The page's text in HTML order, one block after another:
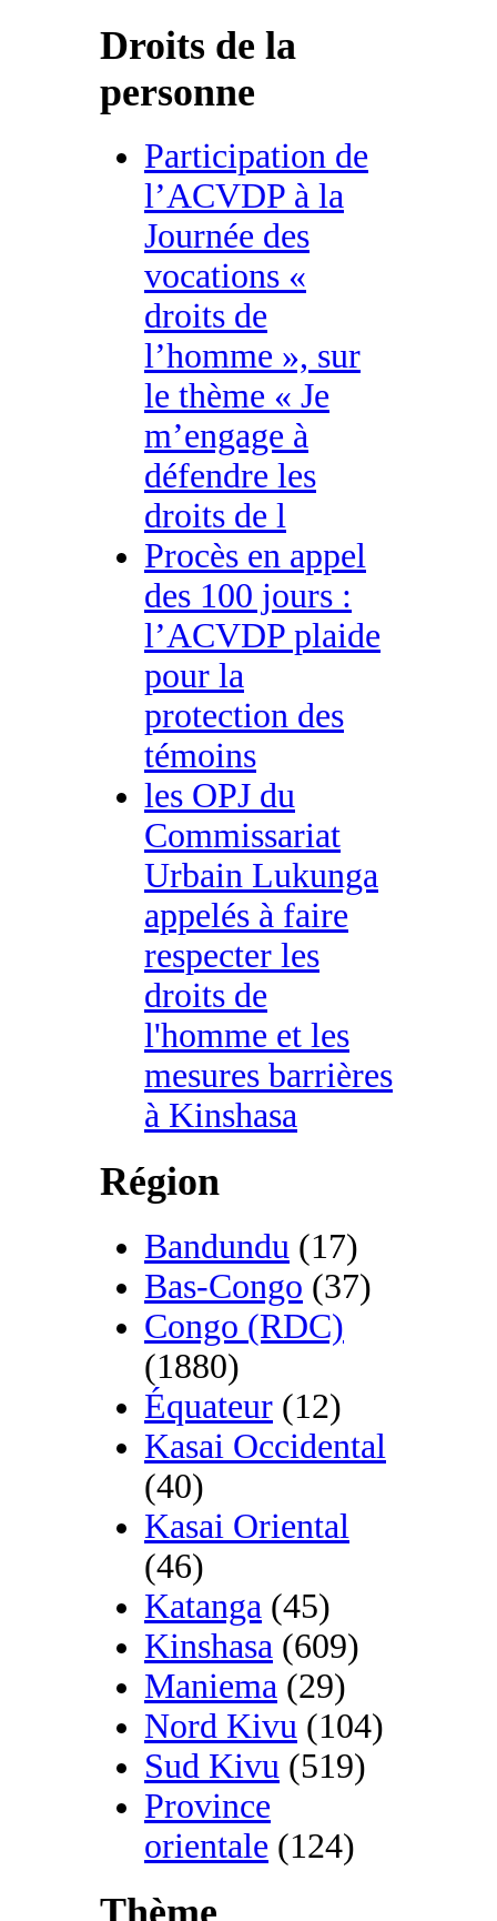
Droits de la
personne
Participation de
l’ACVDP à la
Journée des
vocations «
droits de
l’homme », sur
le thème « Je
m’engage à
défendre les
droits de l
Procès en appel
des 100 jours :
l’ACVDP plaide
pour la
protection des
témoins
les OPJ du
Commissariat
Urbain Lukunga
appelés à faire
respecter les
droits de
l'homme et les
mesures barrières
à Kinshasa
Région
Bandundu (17)
Bas-Congo (37)
Congo (RDC)
(1880)
Équateur (12)
Kasai Occidental
(40)
Kasai Oriental
(46)
Katanga (45)
Kinshasa (609)
Maniema (29)
Nord Kivu (104)
Sud Kivu (519)
Province
orientale (124)